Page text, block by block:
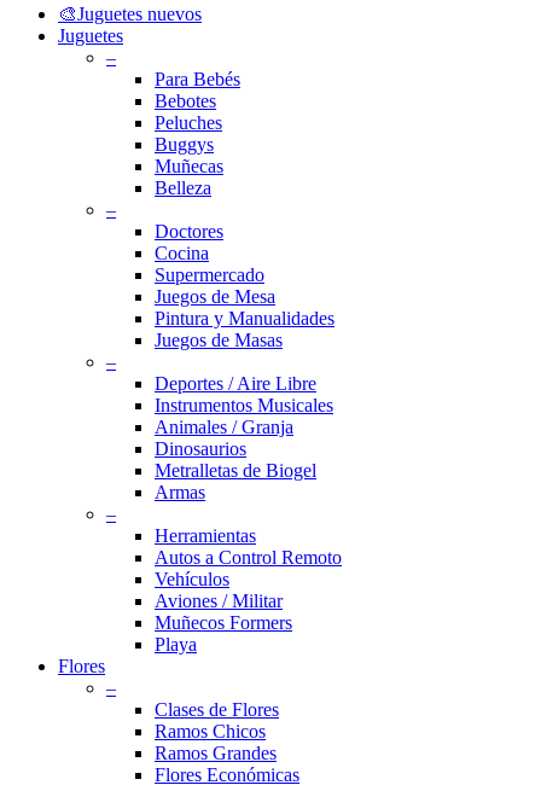
Close
Menu
🎨Juguetes nuevos
Juguetes
–
Para Bebés
Bebotes
Peluches
Buggys
Muñecas
Belleza
–
Doctores
Cocina
Supermercado
Juegos de Mesa
Pintura y Manualidades
Juegos de Masas
–
Deportes / Aire Libre
Instrumentos Musicales
Animales / Granja
Dinosaurios
Metralletas de Biogel
Armas
–
Herramientas
Autos a Control Remoto
Vehículos
Aviones / Militar
Muñecos Formers
Playa
Flores
–
Clases de Flores
Ramos Chicos
Ramos Grandes
Flores Económicas